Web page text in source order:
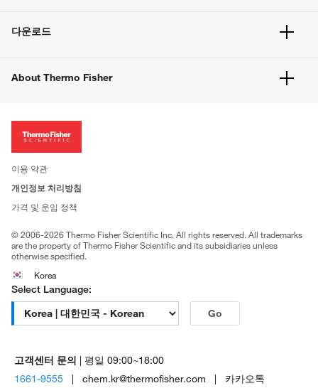
벌크 주문
고객 센터
웹사이트 개선사항
다운로드
About Thermo Fisher
투자자
사회적 책임
브랜드
이용 약관
개인정보 처리방침
가격 및 운임 정책
© 2006-2026 Thermo Fisher Scientific Inc. All rights reserved. All trademarks
are the property of Thermo Fisher Scientific and its subsidiaries unless
otherwise specified.
Korea
Select Language:
Go
고객센터 문의
| 평일 09:00~18:00
1661-9555 | chem.kr@thermofisher.com | 카카오톡